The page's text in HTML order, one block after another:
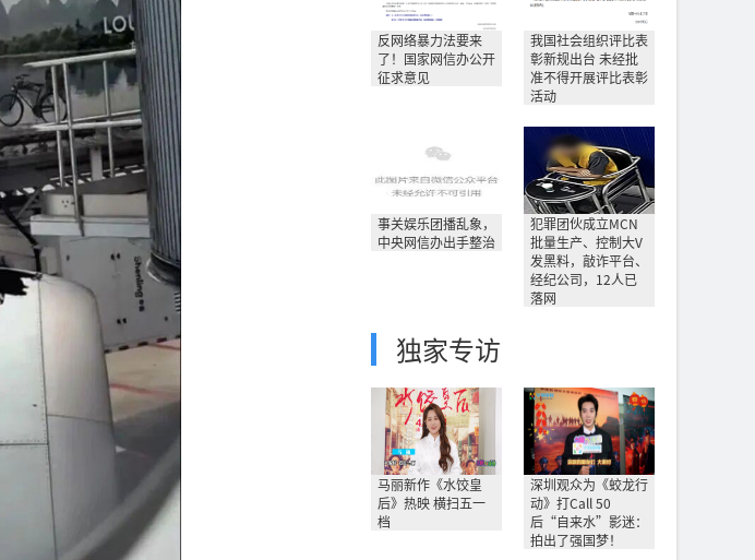
反网络暴力法要来
了！国家网信办公开
征求意见
我国社会组织评比表
彰新规出台 未经批
准不得开展评比表彰
活动
事关娱乐团播乱象，
中央网信办出手整治
犯罪团伙成立MCN
批量生产、控制大V
发黑料，敲诈平台、
经纪公司，12人已
落网
独家专访
马丽新作《水饺皇
后》热映 横扫五一
档
深圳观众为《蛟龙行
动》打Call 50
后“自来水”影迷：
拍出了强国梦！